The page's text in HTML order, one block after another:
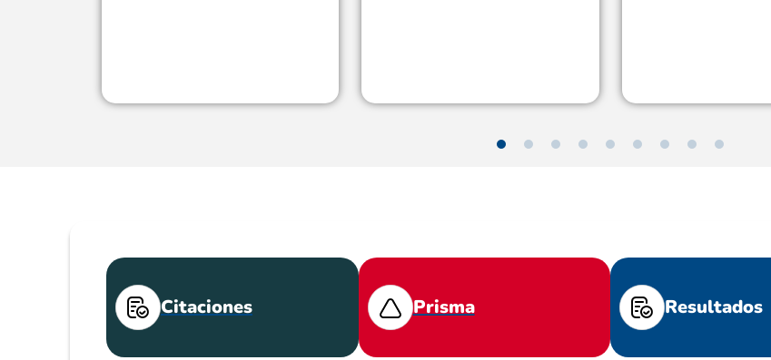
Citaciones Prisma Resultados